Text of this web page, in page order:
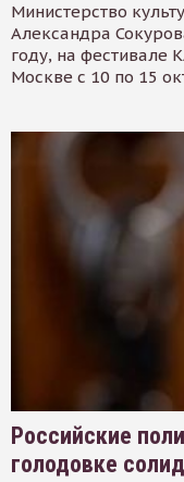
Министерство
Александра
году, на фестивале
Москве с 10 по 15
Российские
голодовке